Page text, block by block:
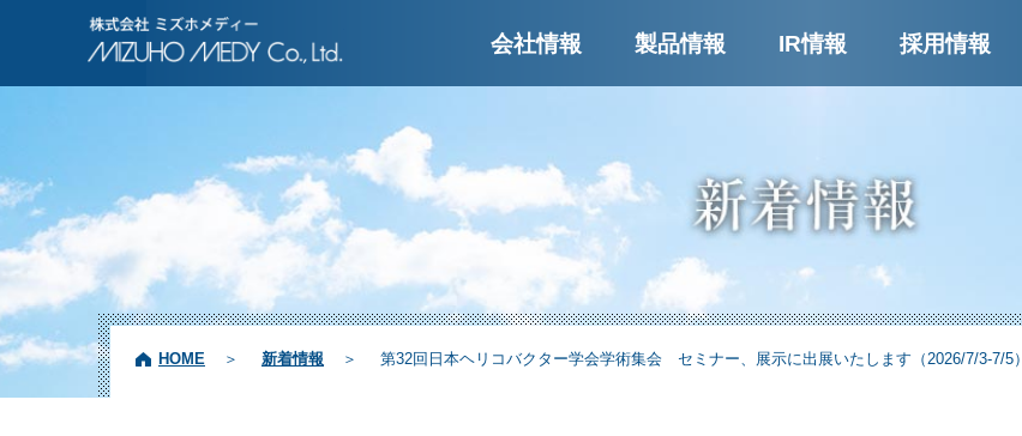
会社情報 製品情報 IR情報 採用情報
HOME 新着情報 第32回日本ヘリコバクター学会学術集会 セミナー、展示に出展いたします（2026/7/3-7/5）